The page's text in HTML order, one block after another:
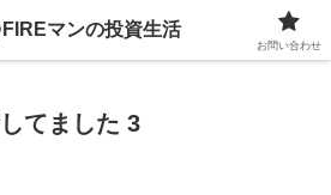
号資産、株式、等々への投資について
てました 3
マンの投資生活
お問い合わせ